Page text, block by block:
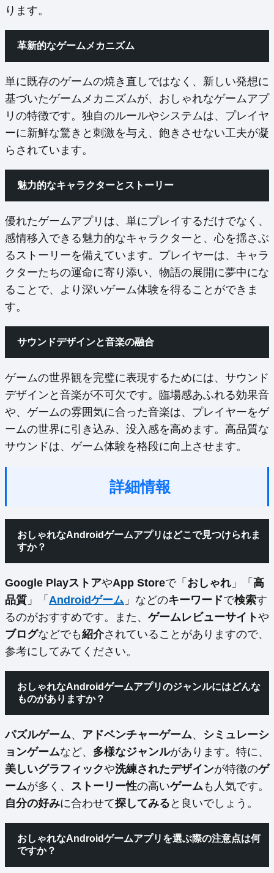
ります。
革新的なゲームメカニズム
単に既存のゲームの焼き直しではなく、新しい発想に
基づいたゲームメカニズムが、おしゃれなゲームアプ
リの特徴です。独自のルールやシステムは、プレイヤ
ーに新鮮な驚きと刺激を与え、飽きさせない工夫が凝
らされています。
魅力的なキャラクターとストーリー
優れたゲームアプリは、単にプレイするだけでなく、
感情移入できる魅力的なキャラクターと、心を揺さぶ
るストーリーを備えています。プレイヤーは、キャラ
クターたちの運命に寄り添い、物語の展開に夢中にな
ることで、より深いゲーム体験を得ることができま
す。
サウンドデザインと音楽の融合
ゲームの世界観を完璧に表現するためには、サウンド
デザインと音楽が不可欠です。臨場感あふれる効果音
や、ゲームの雰囲気に合った音楽は、プレイヤーをゲ
ームの世界に引き込み、没入感を高めます。高品質な
サウンドは、ゲーム体験を格段に向上させます。
詳細情報
おしゃれなAndroidゲームアプリはどこで見つけられま
すか？
Google PlayストアやApp Storeで「 おしゃれ 」「 高
品質 」「 Androidゲーム 」などのキーワードで検索す
るのがおすすめです。また、 ゲームレビューサイトや
ブログなどでも紹介されていることがありますので、
参考にしてみてください。
おしゃれなAndroidゲームアプリのジャンルにはどんな
ものがありますか？
パズルゲーム、 アドベンチャーゲーム、 シミュレーシ
ョンゲームなど、 多様なジャンルがあります。特に、
美しいグラフィックや洗練されたデザインが特徴のゲ
ームが多く、 ストーリー性の高いゲームも人気です。
自分の好みに合わせて探してみる と良いでしょう。
おしゃれなAndroidゲームアプリを選ぶ際の注意点は何
ですか？